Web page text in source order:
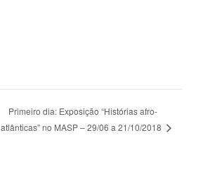
Primeiro dia: Exposição “Histórias afro-
atlânticas” no MASP – 29/06 a 21/10/2018